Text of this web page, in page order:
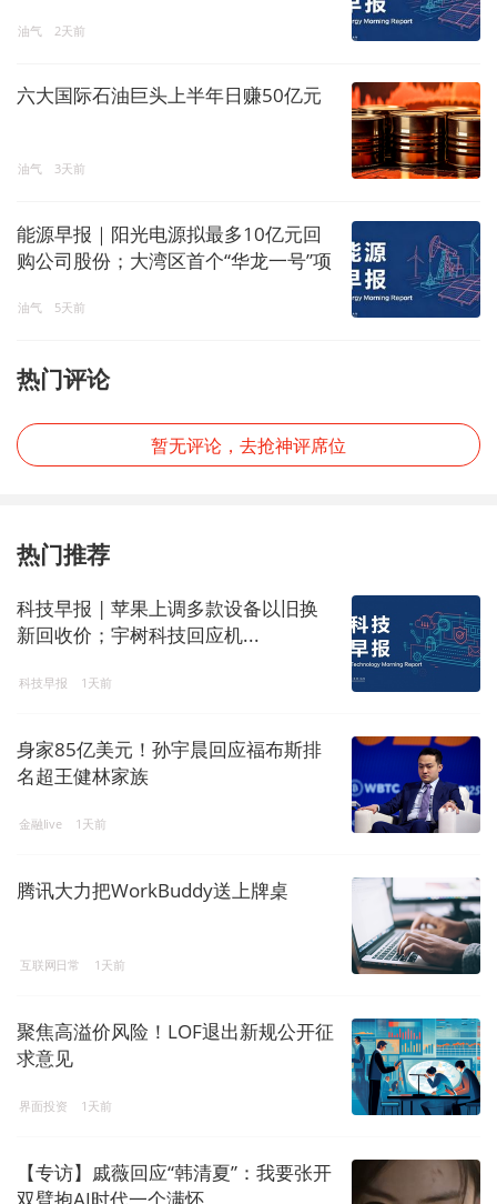
油气 2天前
六大国际石油巨头上半年日赚50亿元
油气 3天前
能源早报｜阳光电源拟最多10亿元回
购公司股份；大湾区首个“华龙一号”项
油气 5天前
热门评论
暂无评论，去抢神评席位
热门推荐
科技早报 | 苹果上调多款设备以旧换
新回收价；宇树科技回应机...
科技早报 1天前
身家85亿美元！孙宇晨回应福布斯排
名超王健林家族
金融live 1天前
腾讯大力把WorkBuddy送上牌桌
互联网日常 1天前
聚焦高溢价风险！LOF退出新规公开征
求意见
界面投资 1天前
【专访】戚薇回应“韩清夏”：我要张开